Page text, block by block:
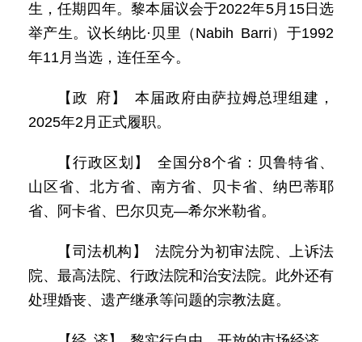
生，任期四年。黎本届议会于2022年5月15日选
举产生。议长纳比·贝里（Nabih Barri）于1992
年11月当选，连任至今。
【政 府】 本届政府由萨拉姆总理组建，
2025年2月正式履职。
【行政区划】 全国分8个省：贝鲁特省、
山区省、北方省、南方省、贝卡省、纳巴蒂耶
省、阿卡省、巴尔贝克—希尔米勒省。
【司法机构】 法院分为初审法院、上诉法
院、最高法院、行政法院和治安法院。此外还有
处理婚丧、遗产继承等问题的宗教法庭。